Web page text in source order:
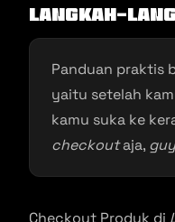
Langkah-
Panduan praktis
yaitu setelah
kamu suka ke
checkoutaja,
Checkout Produk di